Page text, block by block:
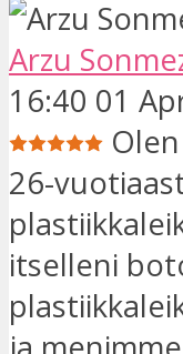
Arzu
16:40 01
26-
itselleni